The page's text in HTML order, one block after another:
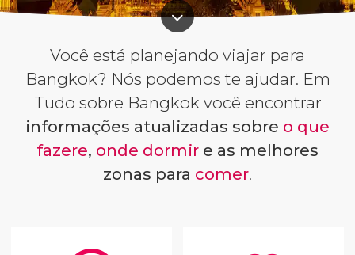
Você está planejando viajar para
Bangkok? Nós podemos te ajudar. Em
Tudo sobre Bangkok você encontrar
informações atualizadas sobre o que
fazere, onde dormir e as melhores
zonas para comer.